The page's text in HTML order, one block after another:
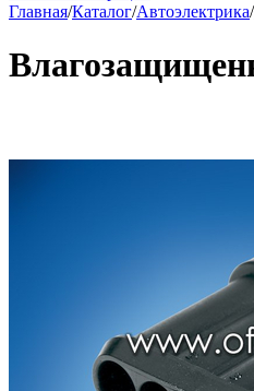
Главная/Каталог/Автоэлектрика/